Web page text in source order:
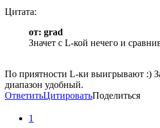
Цитата:
от: grad
Значет с L-кой нечего и
По приятности L-ки выигрывают :)
диапазон удобный.
ОтветитьЦитироватьПоделиться
1